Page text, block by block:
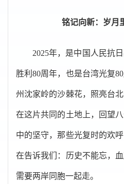
铭记向新：岁月
2025年，是中国人民抗
胜利80周年，也是台湾光复
州沈家岭的沙棘花，照亮台
在这片共同的土地上，回望
中的坚守，那些光复时的欢
在告诉我们：历史不能忘，
需要两岸同胞一起走。